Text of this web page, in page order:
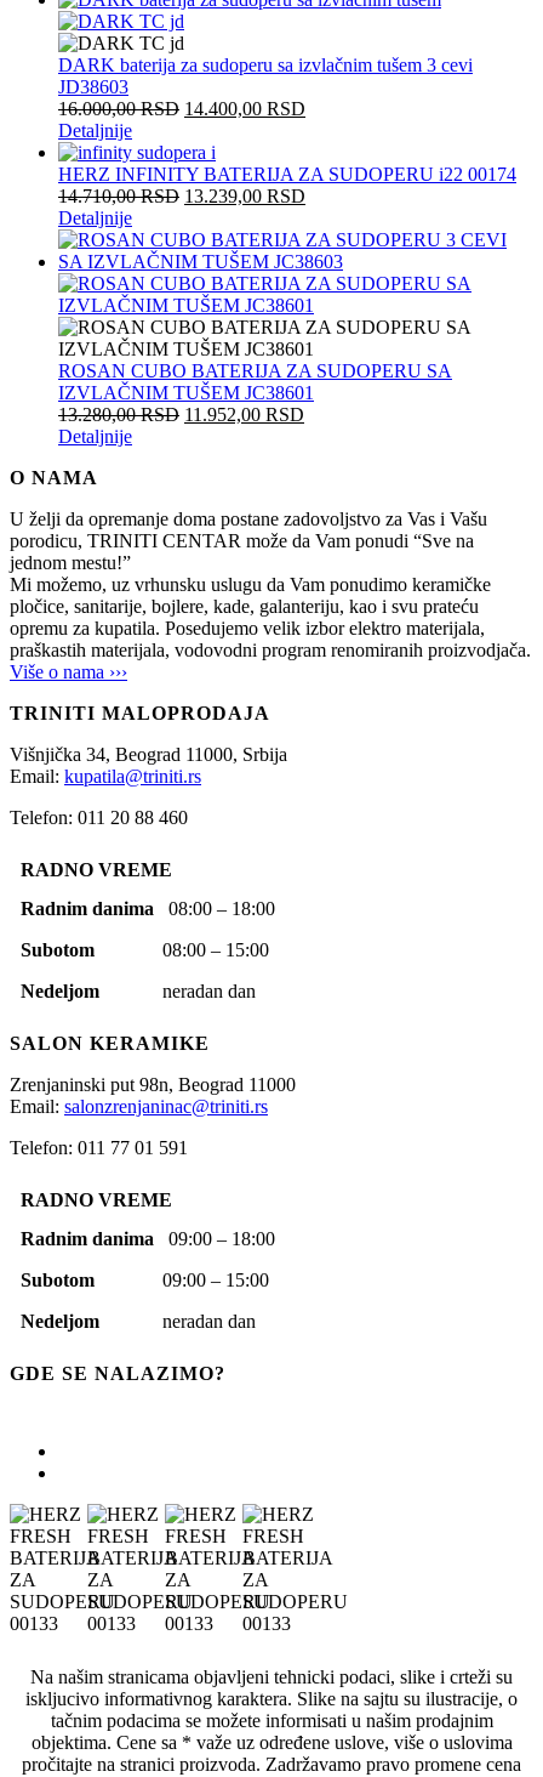
DARK baterija za sudoperu sa izvlačnim tušem 3 cevi
JD38603
16.000,00RSD 14.400,00 RSD
Detaljnije
HERZ INFINITY BATERIJA ZA SUDOPERU i22 00174
14.710,00RSD 13.239,00 RSD
Detaljnije
ROSAN CUBO BATERIJA ZA SUDOPERU SA
IZVLAČNIM TUŠEM JC38601
13.280,00RSD 11.952,00 RSD
Detaljnije
O NAMA
U želji da opremanje doma postane zadovoljstvo za Vas i Vašu
porodicu, TRINITI CENTAR može da Vam ponudi “Sve na
jednom mestu!”
Mi možemo, uz vrhunsku uslugu da Vam ponudimo keramičke
pločice, sanitarije, bojlere, kade, galanteriju, kao i svu prateću
opremu za kupatila. Posedujemo velik izbor elektro materijala,
praškastih materijala, vodovodni program renomiranih proizvodjača.
Više o nama ›››
TRINITI MALOPRODAJA
Višnjička 34, Beograd 11000, Srbija
Email: kupatila@triniti.rs
Telefon: 011 20 88 460
RADNO VREME
Radnim danima 08:00 – 18:00
Subotom 08:00 – 15:00
Nedeljom neradan dan
SALON KERAMIKE
Zrenjaninski put 98n, Beograd 11000
Email: salonzrenjaninac@triniti.rs
Telefon: 011 77 01 591
RADNO VREME
Radnim danima 09:00 – 18:00
Subotom 09:00 – 15:00
Nedeljom neradan dan
GDE SE NALAZIMO?
Na našim stranicama objavljeni tehnicki podaci, slike i crteži su
iskljucivo informativnog karaktera. Slike na sajtu su ilustracije, o
tačnim podacima se možete informisati u našim prodajnim
objektima. Cene sa * važe uz određene uslove, više o uslovima
pročitajte na stranici proizvoda. Zadržavamo pravo promene cena